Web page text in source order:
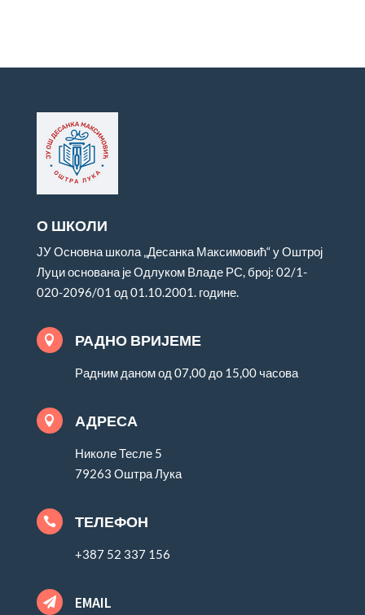
О ШКОЛИ
ЈУ Основна школа „Десанка Максимовић“ у Оштрој
Луци основана је Одлуком Владе РС, број: 02/1-
020-2096/01 од 01.10.2001. године.
 РАДНО ВРИЈЕМЕ
Радним даном од 07,00 до 15,00 часова
 АДРЕСА
Николе Тесле 5
79263 Оштра Лука
 ТЕЛЕФОН
+387 52 337 156
 EMAIL